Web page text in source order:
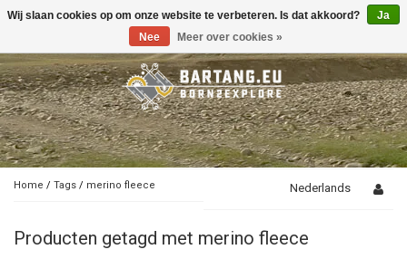
Toggle
Home / Tags / merino fleece Nederlands
Producten getagd met merino fleece
Wij slaan cookies op om onze website te verbeteren. Is dat akkoord?
Ja
Nee
Meer over cookies »